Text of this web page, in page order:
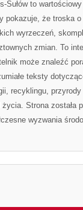
Sułów to
pokazuje, że troska
wyrzeczeń,
zmian. To
może znaleźć
teksty
recyklingu,
Strona została
wyzwania